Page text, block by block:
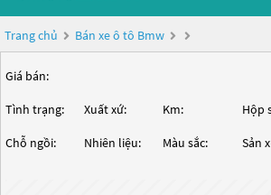
Trang chủ Bán xe ô tô Bmw
Giá bán:
Tình trạng: Xuất xứ: Km: Hộp
Chỗ ngồi: Nhiên liệu: Màu sắc: Sản